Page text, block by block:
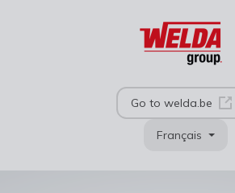
Go to welda.be
Français